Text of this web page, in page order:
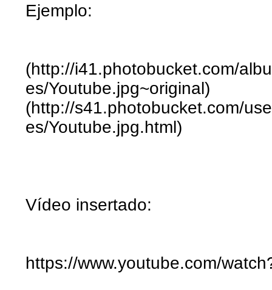
Ejemplo:
(http://i41.photobucket.com/
es/Youtube.jpg~original)
(http://s41.photobucket.com/
es/Youtube.jpg.html)
Vídeo insertado:
https://www.youtube.com/